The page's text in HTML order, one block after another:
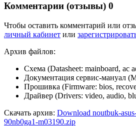
Комментарии (отзывы) 0
Чтобы оставить комментарий или
личный кабинет или
Архив файлов:
Схема (Datasheet: mainboard, ac
Документация сервис-мануал
Прошивка (Firmware: bios,
Драйвер (Drivers: video, audio,
Скачать архив: Download noutbuk-
90nb0ga1-m03190.zip